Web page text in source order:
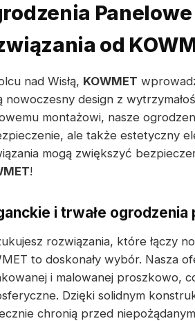
od
nad Wisłą, KOWMET
nowoczesny design z
montażowi, nasze
ale także estetyczny
mogą zwiększyć
!
i trwałe
rozwiązania, które łączy
to doskonały wybór. Nasza
i malowanej proszkowo,
Dzięki solidnym
chronią przed